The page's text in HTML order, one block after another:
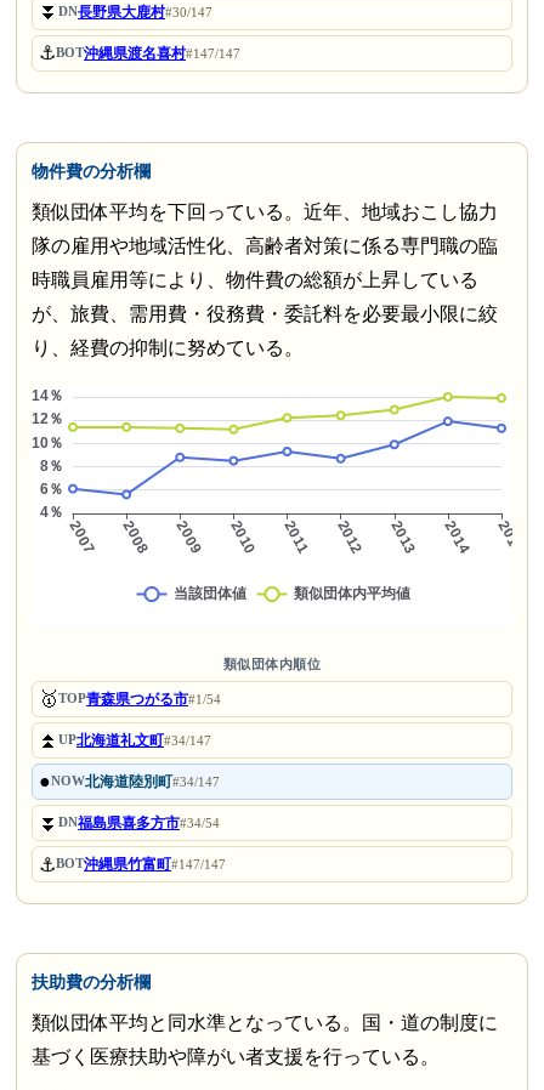
⏬DN長野県大鹿村#30/147
⚓BOT沖縄県渡名喜村#147/147
物件費の分析欄
類似団体平均を下回っている。近年、地域おこし協力
隊の雇用や地域活性化、高齢者対策に係る専門職の臨
時職員雇用等により、物件費の総額が上昇している
が、旅費、需用費・役務費・委託料を必要最小限に絞
り、経費の抑制に努めている。
類似団体内順位
🥇TOP青森県つがる市#1/54
⏫UP北海道礼文町#34/147
●NOW北海道陸別町#34/147
⏬DN福島県喜多方市#34/54
⚓BOT沖縄県竹富町#147/147
扶助費の分析欄
類似団体平均と同水準となっている。国・道の制度に
基づく医療扶助や障がい者支援を行っている。